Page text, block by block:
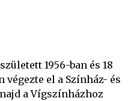
1956-ban és 18
végezte el a Színház- és
a Vígszínházhoz